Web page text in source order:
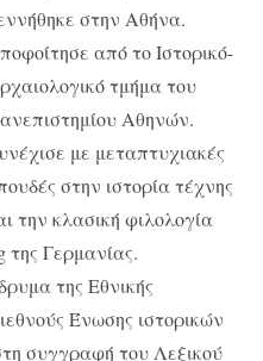
στην Αθήνα.
από το Ιστορικό-
τμήμα του
Αθηνών.
με μεταπτυχιακές
στην ιστορία τέχνης
την κλασική φιλολογία
της Γερμανίας.
της Εθνικής
Ένωσης ιστορικών
συγγραφή του Λεξικού